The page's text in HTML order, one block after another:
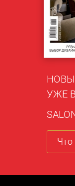
УЖЕ
Что